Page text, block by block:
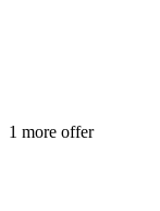
1 more offer